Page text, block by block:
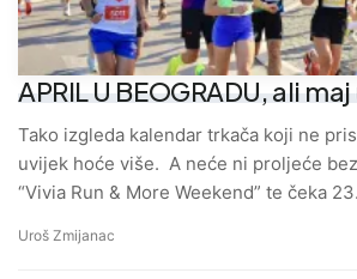
APRIL U BEOGRADU, ali
Tako izgleda kalendar trkača koji ne
uvijek hoće više. A neće ni proljeće
“Vivia Run & More Weekend” te čeka
Uroš Zmijanac